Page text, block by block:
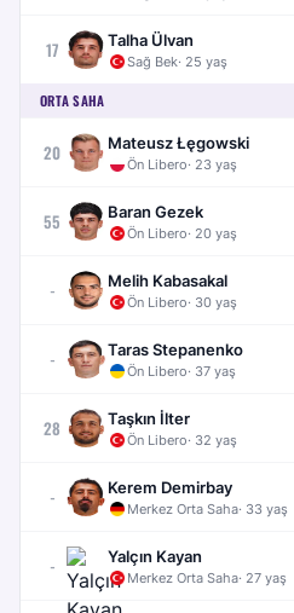
17 Talha Ülvan
Sağ Bek· 25 yaş
ORTA SAHA
20 Mateusz Łęgowski
Ön Libero· 23 yaş
55 Baran Gezek
Ön Libero· 20 yaş
- Melih Kabasakal
Ön Libero· 30 yaş
- Taras Stepanenko
Ön Libero· 37 yaş
28 Taşkın İlter
Ön Libero· 32 yaş
- Kerem Demirbay
Merkez Orta Saha· 33 yaş
- Yalçın Kayan
Merkez Orta Saha· 27 yaş